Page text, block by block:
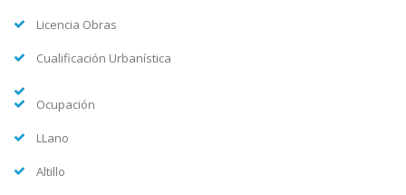
Licencia Obras
Cualificación Urbanística
Ocupación
LLano
Altillo